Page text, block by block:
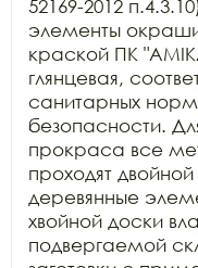
52169-2012
элементы
краской ПК
глянцевая,
санитарных
безопасности.
прокраса все
проходят
деревянные
хвойной доски
подвергаемой